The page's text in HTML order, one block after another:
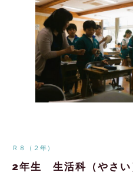
Ｒ８（２年）
2年生 生活科（やさい